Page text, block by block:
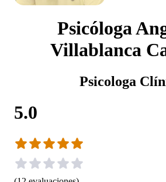
Psicóloga
Villablanca
Psicologa
5.0